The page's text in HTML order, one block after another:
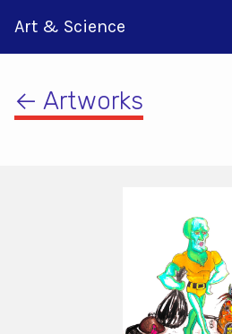
Art & Science
← Artworks